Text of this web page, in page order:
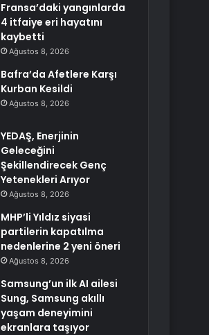
Fransa’daki yangınlarda
4 itfaiye eri hayatını
kaybetti
Ağustos 8, 2026
Bafra’da Afetlere Karşı
Kurban Kesildi
Ağustos 8, 2026
YEDAŞ, Enerjinin
Geleceğini
Şekillendirecek Genç
Yetenekleri Arıyor
Ağustos 8, 2026
MHP’li Yıldız siyasi
partilerin kapatılma
nedenlerine 2 yeni öneri
Ağustos 8, 2026
Samsung’un ilk AI ailesi
Sung, Samsung akıllı
yaşam deneyimini
ekranlara taşıyor